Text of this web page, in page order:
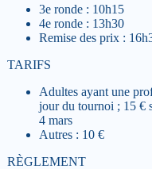
3e ronde : 10h15
4e ronde : 13h30
Remise des prix :
TARIFS
Adultes ayant une
jour du tournoi ; 15 €
4 mars
Autres : 10 €
RÈGLEMENT